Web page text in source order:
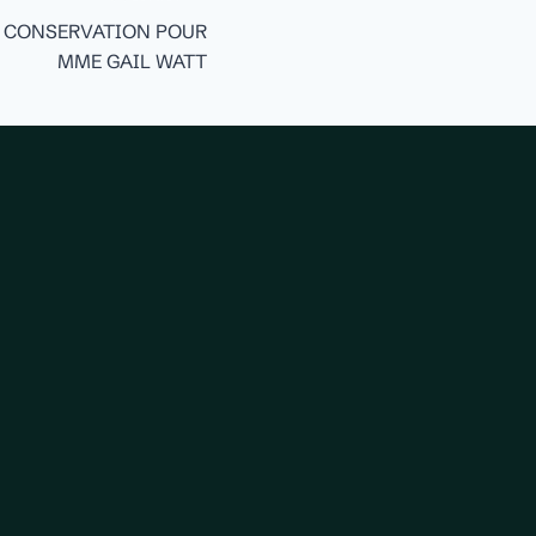
POUR
MME GAIL WATT